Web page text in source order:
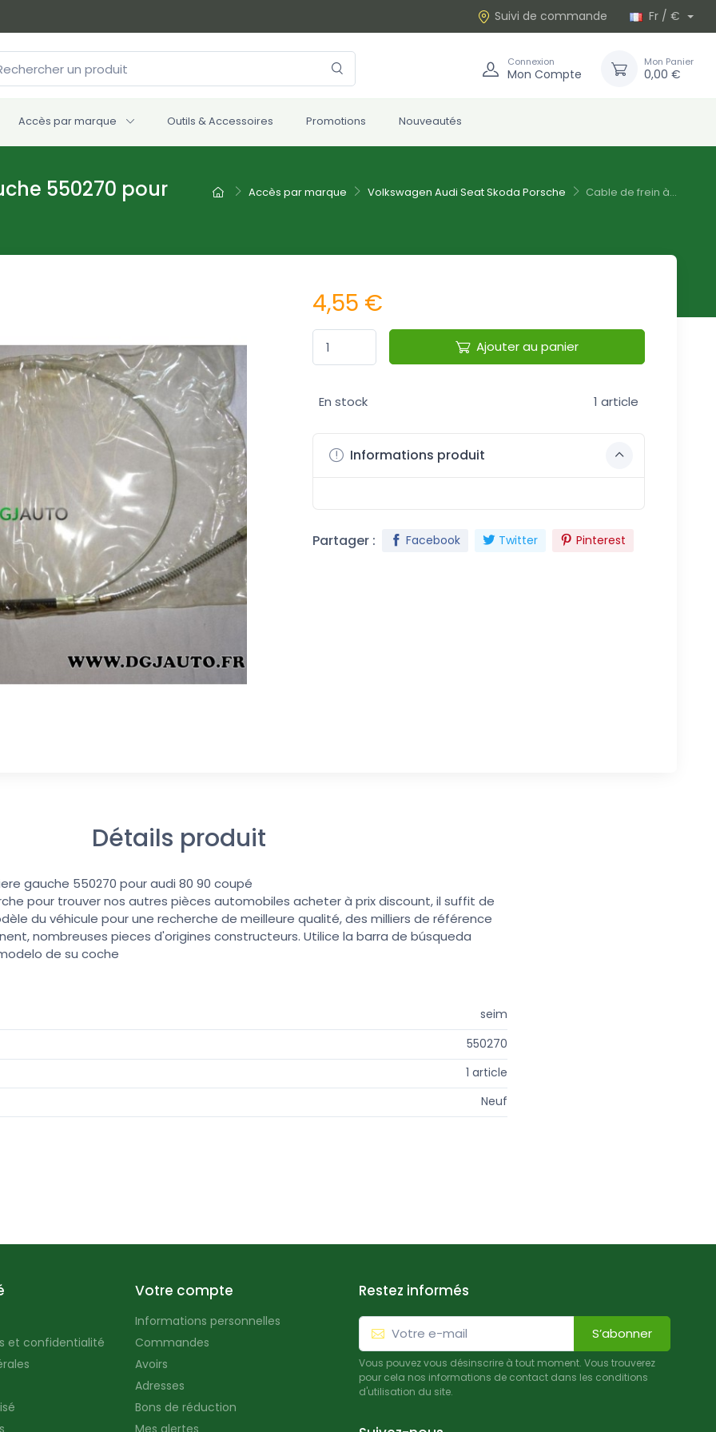
Suivi de commande Fr / €
Connexion
Mon Compte
Mon Panier
0,00 €
Accès par marque Outils & Accessoires Promotions Nouveautés
Accès par marque Volkswagen Audi Seat Skoda Porsche Cable de frein à...
550270 pour
4,55 €
Ajouter au panier
En stock 1 article
Informations produit
Partager : Facebook Twitter Pinterest
Détails produit
gauche 550270 pour audi 80 90 coupé
pour trouver nos autres pièces automobiles acheter à prix discount, il suffit de
du véhicule pour une recherche de meilleure qualité, des milliers de référence
nombreuses pieces d'origines constructeurs. Utilice la barra de búsqueda
de su coche
seim
550270
1 article
Neuf
et confidentialité
Votre compte
Informations personnelles
Commandes
Avoirs
Adresses
Bons de réduction
Mes alertes
Restez informés
S’abonner
Vous pouvez vous désinscrire à tout moment. Vous trouverez
pour cela nos informations de contact dans les conditions
d'utilisation du site.